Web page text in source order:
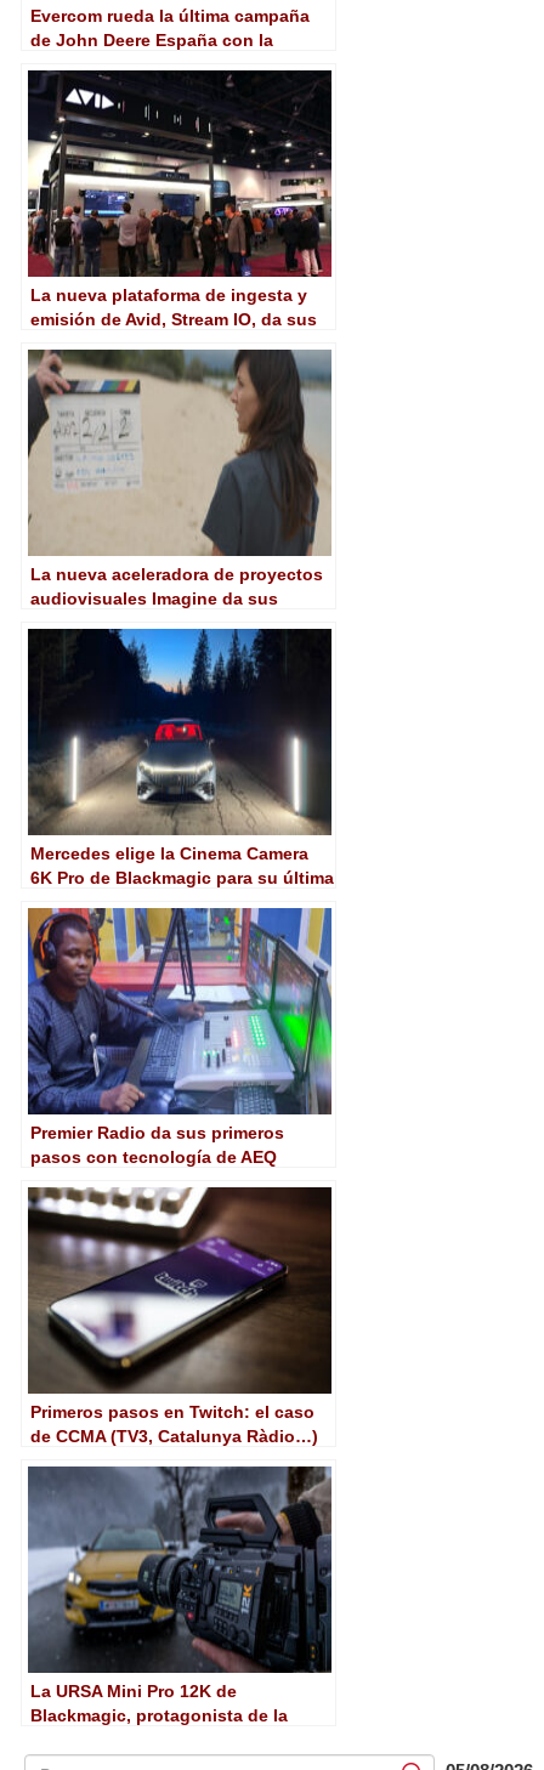
Evercom rueda la última campaña
de John Deere España con la
Blackmagic
La nueva plataforma de ingesta y
emisión de Avid, Stream IO, da sus
La nueva aceleradora de proyectos
audiovisuales Imagine da sus
Mercedes elige la Cinema Camera
6K Pro de Blackmagic para su última
Premier Radio da sus primeros
pasos con tecnología de AEQ
Primeros pasos en Twitch: el caso
de CCMA (TV3, Catalunya Ràdio…)
La URSA Mini Pro 12K de
Blackmagic, protagonista de la